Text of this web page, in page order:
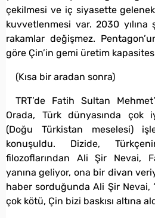
çekilmesi ve iç siyasette
kuvvetlenmesi var. 2030 yılına
rakamlar değişmez.
göre Çin’in gemi üretim
(Kısa bir aradan sonra)
TRT’de Fatih Sultan
Orada, Türk dünyasında çok
(Doğu Türkistan meselesi)
konuşuldu. Dizide,
filozoflarından Ali Şir Nevai,
yanına geliyor, ona bir divan
haber sorduğunda Ali Şir Nevai,
çok kötü, Çin bizi baskısı altına